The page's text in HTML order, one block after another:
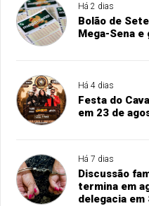
Há 2 dias
Bolão de
Mega-Sena e
Há 4 dias
Festa do
em 23 de
Há 7 dias
Discussão
termina em
delegacia em